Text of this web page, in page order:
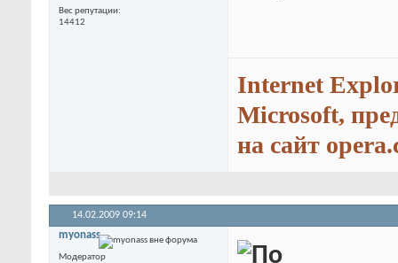
Вес репутации
14412
Internet
Microsoft,
на сайт
14.02.2009 09:14
myonass
Модератор